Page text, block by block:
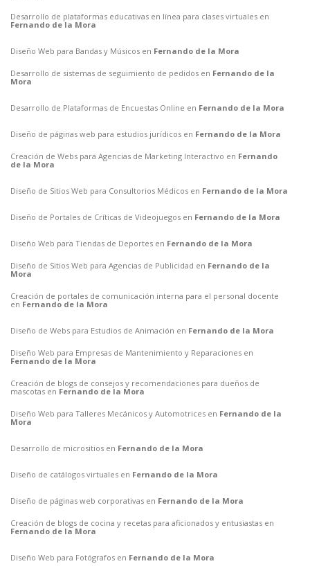
Desarrollo de plataformas educativas en línea para clases virtuales en
Fernando de la Mora
Diseño Web para Bandas y Músicos en Fernando de la Mora
Desarrollo de sistemas de seguimiento de pedidos en Fernando de la
Mora
Desarrollo de Plataformas de Encuestas Online en Fernando de la Mora
Diseño de páginas web para estudios jurídicos en Fernando de la Mora
Creación de Webs para Agencias de Marketing Interactivo en Fernando
de la Mora
Diseño de Sitios Web para Consultorios Médicos en Fernando de la Mora
Diseño de Portales de Críticas de Videojuegos en Fernando de la Mora
Diseño Web para Tiendas de Deportes en Fernando de la Mora
Diseño de Sitios Web para Agencias de Publicidad en Fernando de la
Mora
Creación de portales de comunicación interna para el personal docente
en Fernando de la Mora
Diseño de Webs para Estudios de Animación en Fernando de la Mora
Diseño Web para Empresas de Mantenimiento y Reparaciones en
Fernando de la Mora
Creación de blogs de consejos y recomendaciones para dueños de
mascotas en Fernando de la Mora
Diseño Web para Talleres Mecánicos y Automotrices en Fernando de la
Mora
Desarrollo de micrositios en Fernando de la Mora
Diseño de catálogos virtuales en Fernando de la Mora
Diseño de páginas web corporativas en Fernando de la Mora
Creación de blogs de cocina y recetas para aficionados y entusiastas en
Fernando de la Mora
Diseño Web para Fotógrafos en Fernando de la Mora